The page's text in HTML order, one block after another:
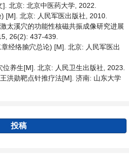
北京: 北京中医药大学, 2022.
[M]. 北京: 人民军医出版社, 2010.
太溪穴的功能性核磁共振成像研究进展
26(2): 437-439.
经络腧穴总论) [M]. 北京: 人民军医出
养生[M]. 北京: 人民卫生出版社, 2023.
洪勋靶点针推疗法[M]. 济南: 山东大学
投稿